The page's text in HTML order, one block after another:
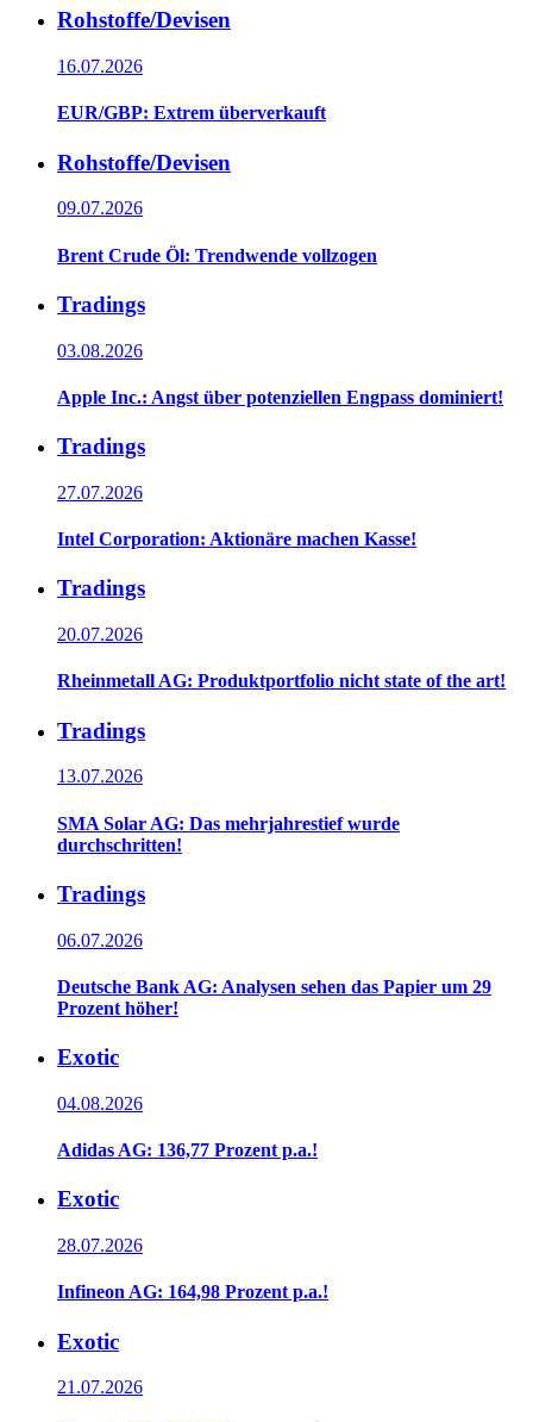
Rohstoffe/Devisen
16.07.2026
EUR/GBP: Extrem überverkauft
Rohstoffe/Devisen
09.07.2026
Brent Crude Öl: Trendwende vollzogen
Tradings
03.08.2026
Apple Inc.: Angst über potenziellen Engpass dominiert!
Tradings
27.07.2026
Intel Corporation: Aktionäre machen Kasse!
Tradings
20.07.2026
Rheinmetall AG: Produktportfolio nicht state of the art!
Tradings
13.07.2026
SMA Solar AG: Das mehrjahrestief wurde
durchschritten!
Tradings
06.07.2026
Deutsche Bank AG: Analysen sehen das Papier um 29
Prozent höher!
Exotic
04.08.2026
Adidas AG: 136,77 Prozent p.a.!
Exotic
28.07.2026
Infineon AG: 164,98 Prozent p.a.!
Exotic
21.07.2026